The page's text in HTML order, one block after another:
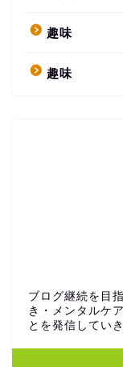
趣味
趣味
ブログ継続を目
き・メンタルケ
とを発信してい